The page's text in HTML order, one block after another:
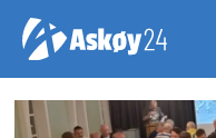
Tag: